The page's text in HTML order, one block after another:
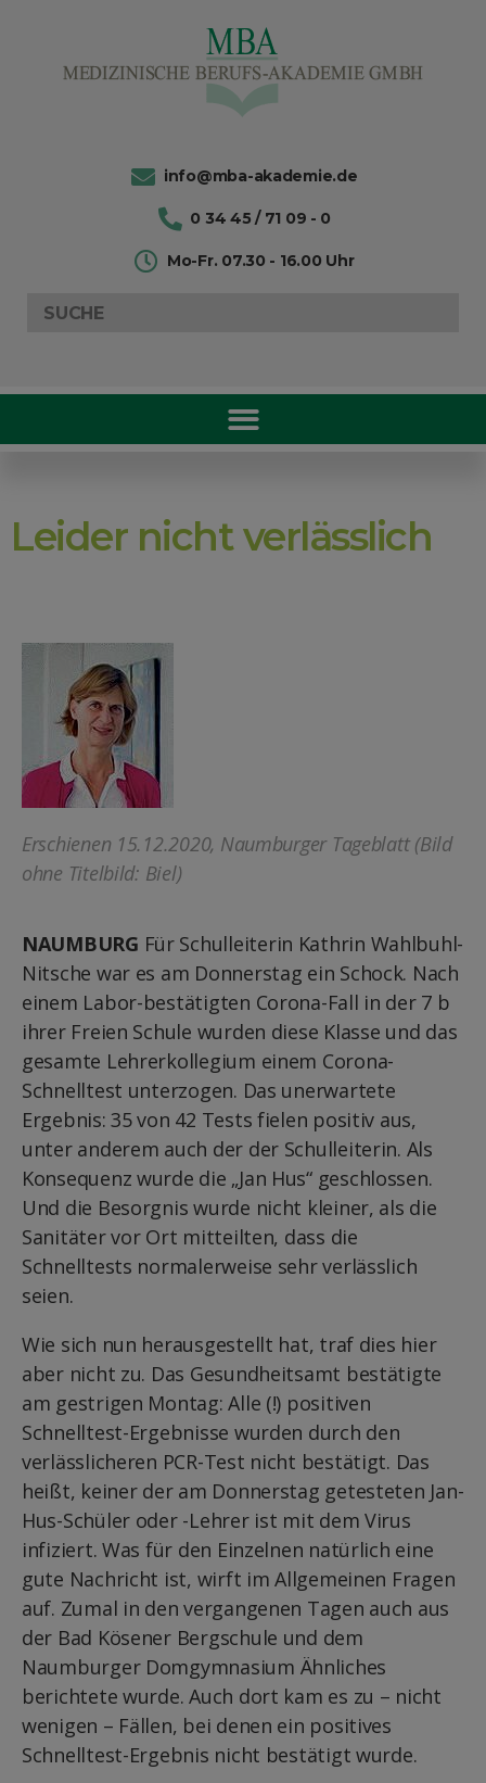
info@mba-akademie.de
0 34 45 / 71 09 - 0
Mo-Fr. 07.30 - 16.00 Uhr
Search
for:
Leider nicht verlässlich
Erschienen 15.12.2020, Naumburger Tageblatt (Bild
ohne Titelbild: Biel)
NAUMBURG Für Schulleiterin Kathrin Wahlbuhl-
Nitsche war es am Donnerstag ein Schock. Nach
einem Labor-bestätigten Corona-Fall in der 7 b
ihrer Freien Schule wurden diese Klasse und das
gesamte Lehrerkollegium einem Corona-
Schnelltest unterzogen. Das unerwartete
Ergebnis: 35 von 42 Tests fielen positiv aus,
unter anderem auch der der Schulleiterin. Als
Konsequenz wurde die „Jan Hus“ geschlossen.
Und die Besorgnis wurde nicht kleiner, als die
Sanitäter vor Ort mitteilten, dass die
Schnelltests normalerweise sehr verlässlich
seien.
Wie sich nun herausgestellt hat, traf dies hier
aber nicht zu. Das Gesundheitsamt bestätigte
am gestrigen Montag: Alle (!) positiven
Schnelltest-Ergebnisse wurden durch den
verlässlicheren PCR-Test nicht bestätigt. Das
heißt, keiner der am Donnerstag getesteten Jan-
Hus-Schüler oder -Lehrer ist mit dem Virus
infiziert. Was für den Einzelnen natürlich eine
gute Nachricht ist, wirft im Allgemeinen Fragen
auf. Zumal in den vergangenen Tagen auch aus
der Bad Kösener Bergschule und dem
Naumburger Domgymnasium Ähnliches
berichtete wurde. Auch dort kam es zu – nicht
wenigen – Fällen, bei denen ein positives
Schnelltest-Ergebnis nicht bestätigt wurde.